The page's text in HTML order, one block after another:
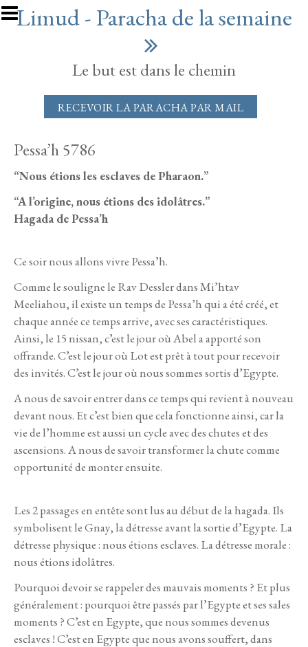
Aller au contenu principal
Limud - Paracha de la semaine
Le but est dans le chemin
RECEVOIR LA PARACHA PAR MAIL
Pessa’h 5786
“Nous étions les esclaves de Pharaon.”
“A l’origine, nous étions des idolâtres.”
Hagada de Pessa’h
Ce soir nous allons vivre Pessa’h.
Comme le souligne le Rav Dessler dans Mi’htav
Meeliahou, il existe un temps de Pessa’h qui a été créé, et
chaque année ce temps arrive, avec ses caractéristiques.
Ainsi, le 15 nissan, c’est le jour où Abel a apporté son
offrande. C’est le jour où Lot est prêt à tout pour recevoir
des invités. C’est le jour où nous sommes sortis d’Egypte.
A nous de savoir entrer dans ce temps qui revient à nouveau
devant nous. Et c’est bien que cela fonctionne ainsi, car la
vie de l’homme est aussi un cycle avec des chutes et des
ascensions. A nous de savoir transformer la chute comme
opportunité de monter ensuite.
Les 2 passages en entête sont lus au début de la hagada. Ils
symbolisent le Gnay, la détresse avant la sortie d’Egypte. La
détresse physique : nous étions esclaves. La détresse morale :
nous étions idolâtres.
Pourquoi devoir se rappeler des mauvais moments ? Et plus
généralement : pourquoi être passés par l’Egypte et ses sales
moments ? C’est en Egypte, que nous sommes devenus
esclaves ! C’est en Egypte que nous avons souffert, dans